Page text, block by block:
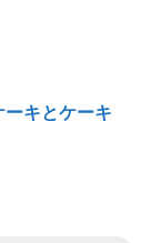
ーキとケーキ